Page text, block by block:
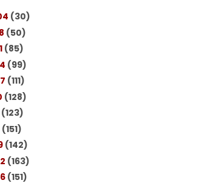
(30)
(50)
(85)
(99)
(111)
(128)
(123)
(151)
(142)
(163)
(151)